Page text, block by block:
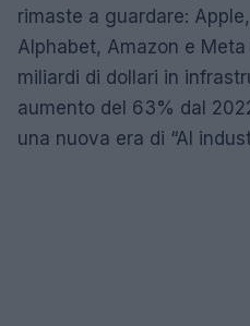
rimaste a guardare:
Alphabet, Amazon e
miliardi di dollari in
aumento del 63% dal
una nuova era di “AI